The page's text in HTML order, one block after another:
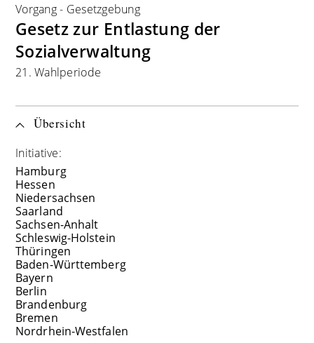
Vorgang- Gesetzgebung
Gesetz zur Entlastung der
Sozialverwaltung
21. Wahlperiode
Übersicht
Initiative:
Hamburg
Hessen
Niedersachsen
Saarland
Sachsen-Anhalt
Schleswig-Holstein
Thüringen
Baden-Württemberg
Bayern
Berlin
Brandenburg
Bremen
Nordrhein-Westfalen